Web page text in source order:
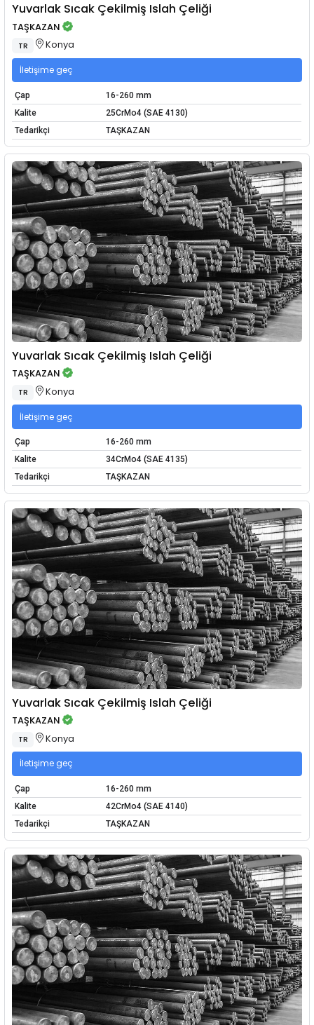
Yuvarlak Sıcak Çekilmiş Islah Çeliği
TAŞKAZAN
TR Konya
İletişime geç
Çap
16-260 mm
Kalite
25CrMo4 (SAE 4130)
Tedarikçi
TAŞKAZAN
Yuvarlak Sıcak Çekilmiş Islah Çeliği
TAŞKAZAN
TR Konya
İletişime geç
Çap
16-260 mm
Kalite
34CrMo4 (SAE 4135)
Tedarikçi
TAŞKAZAN
Yuvarlak Sıcak Çekilmiş Islah Çeliği
TAŞKAZAN
TR Konya
İletişime geç
Çap
16-260 mm
Kalite
42CrMo4 (SAE 4140)
Tedarikçi
TAŞKAZAN